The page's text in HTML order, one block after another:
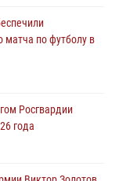
Калмыкия
и девушке с
матча по футболу в
Росгвардии
года